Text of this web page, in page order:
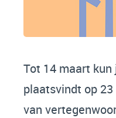
Tot 14 maart
plaatsvindt op
van